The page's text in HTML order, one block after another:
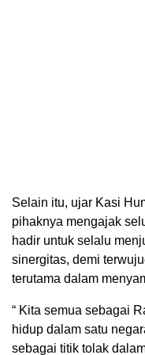
Selain itu, ujar Kasi
pihaknya mengajak
hadir untuk selalu
sinergitas, demi
terutama dalam
“ Kita semua sebagai
hidup dalam satu
sebagai titik tolak